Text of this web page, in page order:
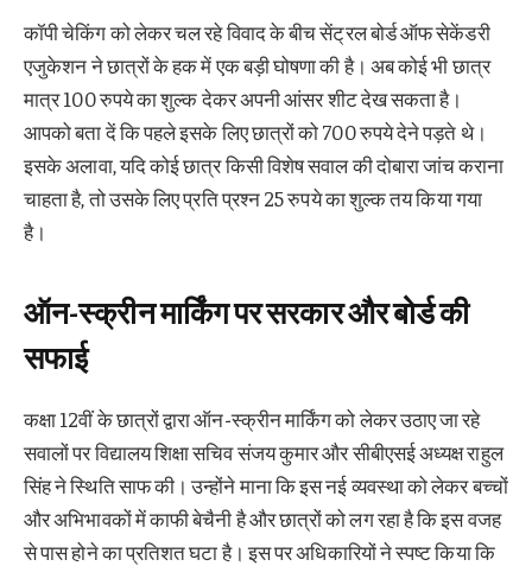
कॉपी चेकिंग को लेकर चल रहे विवाद के बीच सेंट्रल बोर्ड ऑफ सेकेंडरी
एजुकेशन ने छात्रों के हक में एक बड़ी घोषणा की है। अब कोई भी छात्र
मात्र 100 रुपये का शुल्क देकर अपनी आंसर शीट देख सकता है।
आपको बता दें कि पहले इसके लिए छात्रों को 700 रुपये देने पड़ते थे।
इसके अलावा, यदि कोई छात्र किसी विशेष सवाल की दोबारा जांच कराना
चाहता है, तो उसके लिए प्रति प्रश्न 25 रुपये का शुल्क तय किया गया
है।
ऑन-स्क्रीन मार्किंग पर सरकार और बोर्ड की
सफाई
कक्षा 12वीं के छात्रों द्वारा ऑन-स्क्रीन मार्किंग को लेकर उठाए जा रहे
सवालों पर विद्यालय शिक्षा सचिव संजय कुमार और सीबीएसई अध्यक्ष राहुल
सिंह ने स्थिति साफ की। उन्होंने माना कि इस नई व्यवस्था को लेकर बच्चों
और अभिभावकों में काफी बेचैनी है और छात्रों को लग रहा है कि इस वजह
से पास होने का प्रतिशत घटा है। इस पर अधिकारियों ने स्पष्ट किया कि